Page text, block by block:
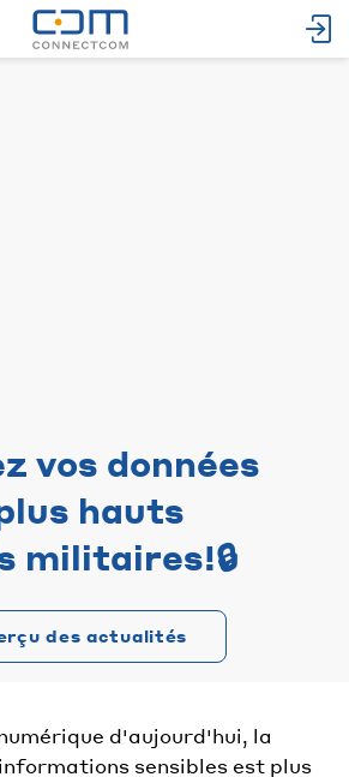
vos données
hauts
militaires!🔒
des actualités
d'aujourd'hui, la
sensibles est plus